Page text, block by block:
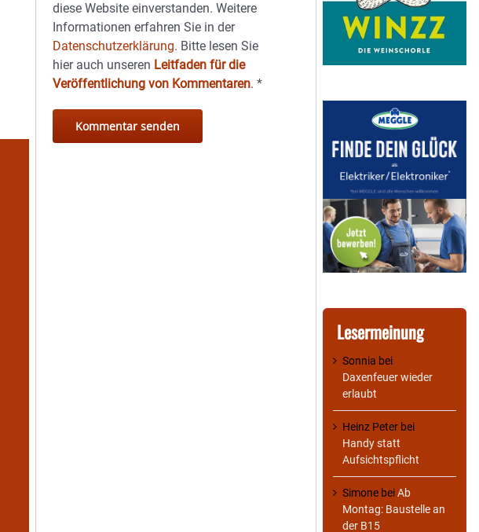
diese Website einverstanden. Weitere
Informationen erfahren Sie in der
Datenschutzerklärung. Bitte lesen Sie
hier auch unseren Leitfaden für die
Veröffentlichung von Kommentaren.*
Lesermeinung
Sonnia bei
Daxenfeuer wieder
erlaubt
Heinz Peter bei
Handy statt
Aufsichtspflicht
Simone beiAb
Montag: Baustelle an
der B15